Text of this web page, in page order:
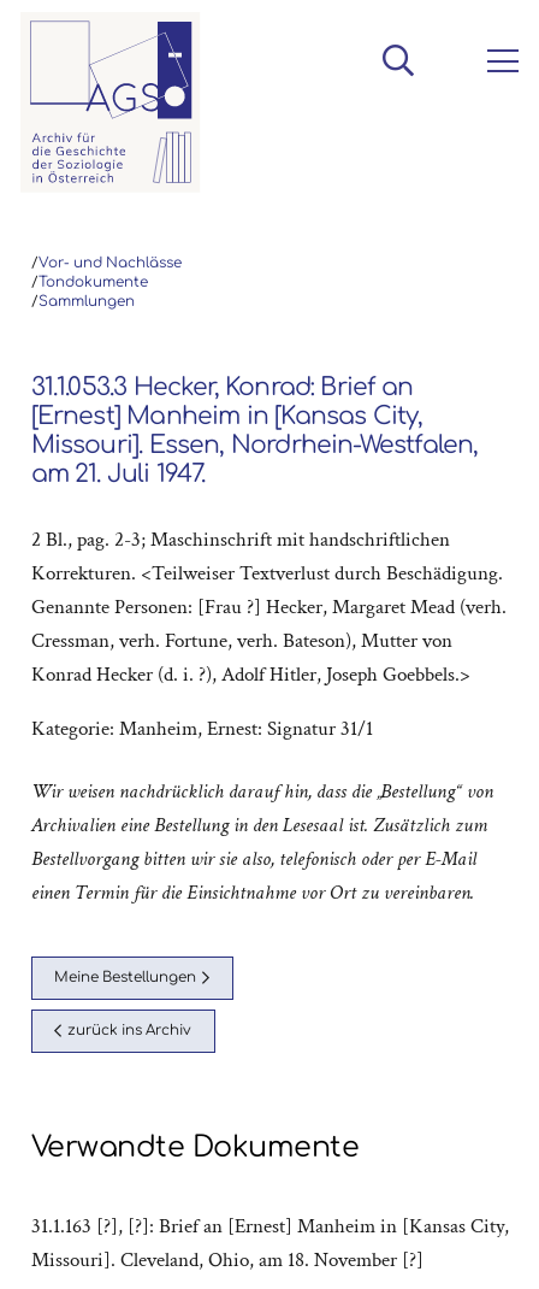
/Vor- und Nachlässe
/Tondokumente
/Sammlungen
31.1.053.3 Hecker, Konrad: Brief an
[Ernest] Manheim in [Kansas City,
Missouri]. Essen, Nordrhein-Westfalen,
am 21. Juli 1947.
2 Bl., pag. 2-3; Maschinschrift mit handschriftlichen
Korrekturen. <Teilweiser Textverlust durch Beschädigung.
Genannte Personen: [Frau ?] Hecker, Margaret Mead (verh.
Cressman, verh. Fortune, verh. Bateson), Mutter von
Konrad Hecker (d. i. ?), Adolf Hitler, Joseph Goebbels.>
Kategorie: Manheim, Ernest: Signatur 31/1
Wir weisen nachdrücklich darauf hin, dass die „Bestellung“ von
Archivalien eine Bestellung in den Lesesaal ist. Zusätzlich zum
Bestellvorgang bitten wir sie also, telefonisch oder per E-Mail
einen Termin für die Einsichtnahme vor Ort zu vereinbaren.
Meine Bestellungen
zurück ins Archiv
Verwandte Dokumente
31.1.163 [?], [?]: Brief an [Ernest] Manheim in [Kansas City,
Missouri]. Cleveland, Ohio, am 18. November [?]